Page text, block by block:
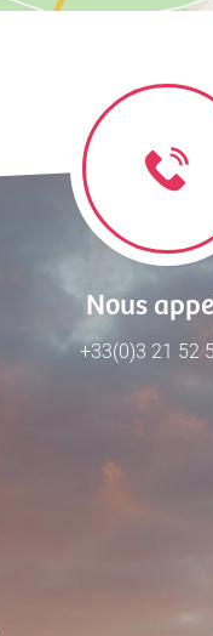
Nous
+33(0)3 21 52